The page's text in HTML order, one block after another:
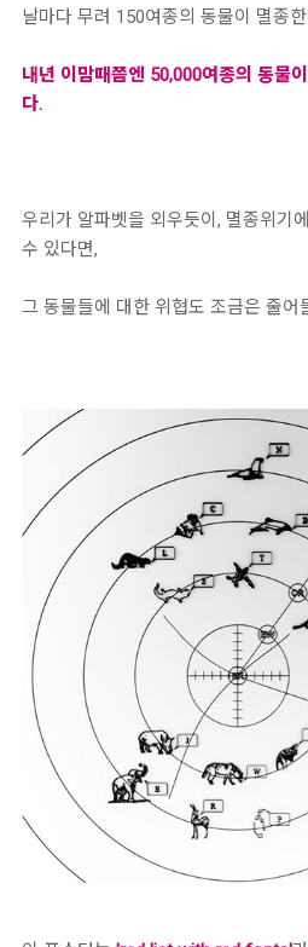
날마다 무려 150여종의 동물이 멸종
내년 이맘때쯤엔 50,000여종의 동물
다.
우리가 알파벳을 외우듯이, 멸종위기
수 있다면,
그 동물들에 대한 위협도 조금은 줄어